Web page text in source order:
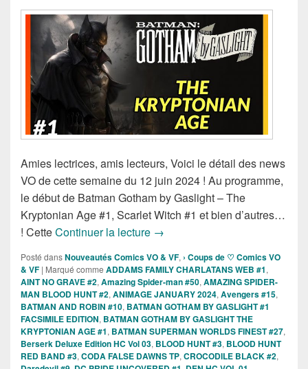
Amies lectrices, amis lecteurs, Voici le détail des news
VO de cette semaine du 12 juin 2024 ! Au programme,
le début de Batman Gotham by Gaslight – The
Kryptonian Age #1, Scarlet Witch #1 et bien d’autres…
! CetteContinuer la lecture Sorties des Comics VO de la
→
Posté dansNouveautés Comics VO & VF, › Coups de ♡ Comics VO
& VF | Marqué comme ADDAMS FAMILY CHARLATANS WEB #1,
AINT NO GRAVE #2, Amazing Spider-man #50, AMAZING SPIDER-
MAN BLOOD HUNT #2, ANIMAGE JANUARY 2024, Avengers #15,
BATMAN AND ROBIN #10, BATMAN GOTHAM BY GASLIGHT #1
FACSIMILE EDITION, BATMAN GOTHAM BY GASLIGHT THE
KRYPTONIAN AGE #1, BATMAN SUPERMAN WORLDS FINEST #27,
Berserk Deluxe Edition HC Vol 03, BLOOD HUNT #3, BLOOD HUNT
RED BAND #3, CODA FALSE DAWNS TP, CROCODILE BLACK #2,